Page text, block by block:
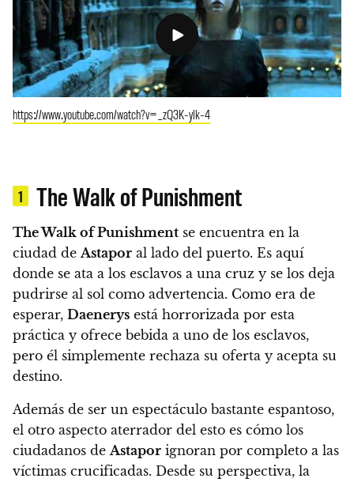
https://www.youtube.com/watch?v=_zQ3K-ylk-4
1 The Walk of Punishment
The Walk of Punishment se encuentra en la
ciudad de Astapor al lado del puerto. Es aquí
donde se ata a los esclavos a una cruz y se los deja
pudrirse al sol como advertencia. Como era de
esperar, Daenerys está horrorizada por esta
práctica y ofrece bebida a uno de los esclavos,
pero él simplemente rechaza su oferta y acepta su
destino.
Además de ser un espectáculo bastante espantoso,
el otro aspecto aterrador del esto es cómo los
ciudadanos de Astapor ignoran por completo a las
víctimas crucificadas. Desde su perspectiva, la